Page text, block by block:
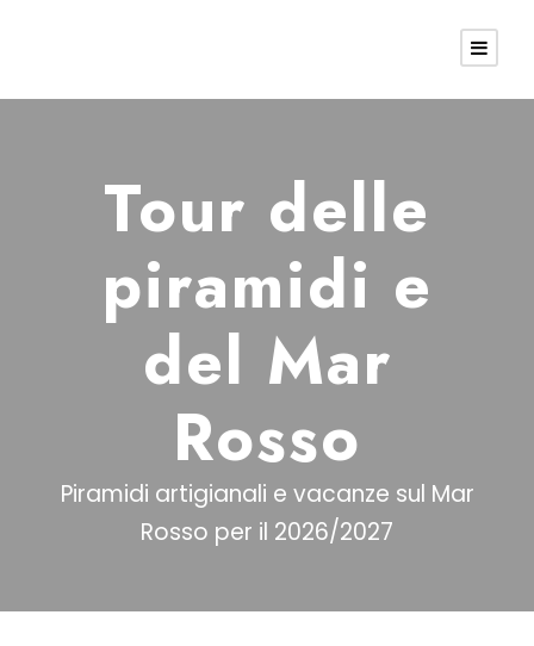
Tour delle
piramidi e
del Mar
Rosso
Piramidi artigianali e vacanze sul Mar
Rosso per il 2026/2027